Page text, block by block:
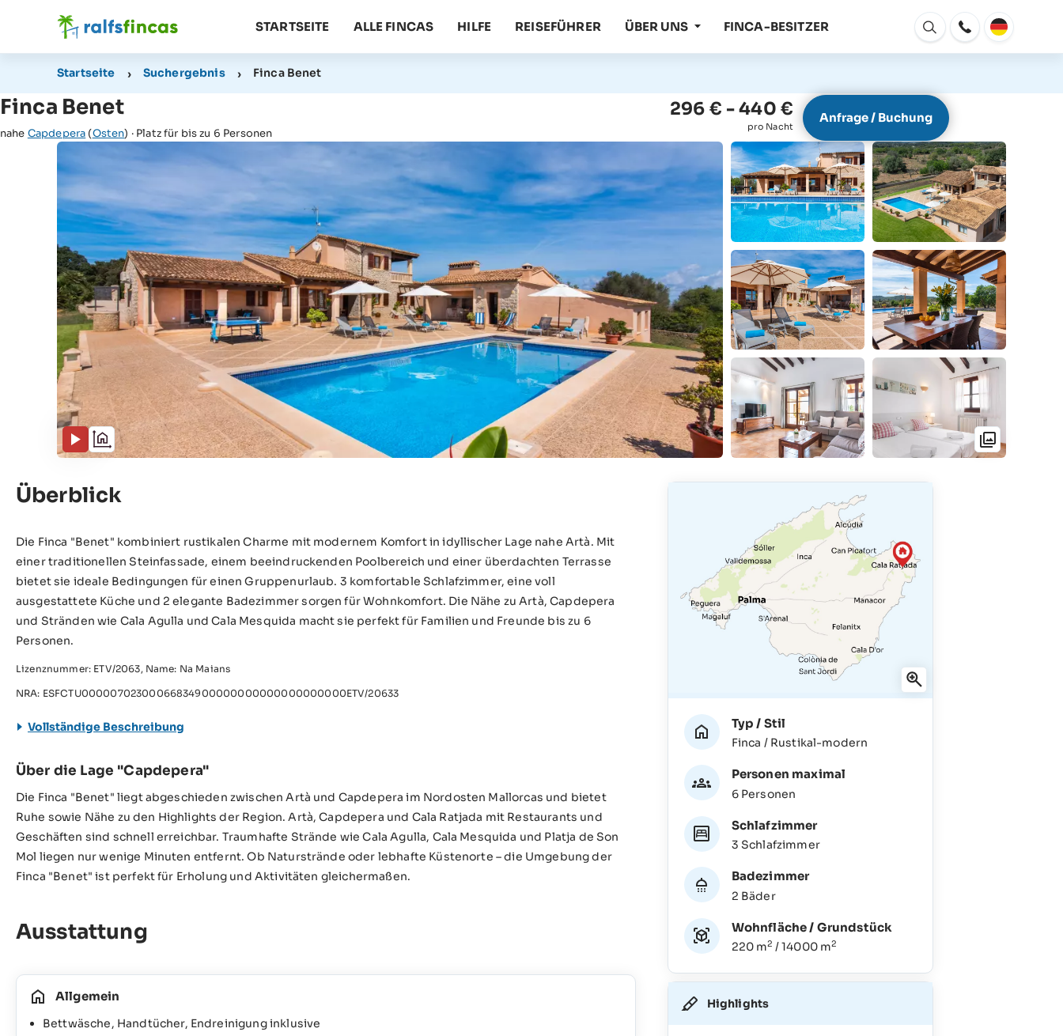
STARTSEITE ALLE FINCAS HILFE REISEFÜHRER ÜBER UNS FINCA-BESITZER
Fenster
Öffnen
Startseite Suchergebnis Finca Benet
Finca Benet
nahe Capdepera (Osten) · Platz für bis zu 6 Personen
296 € - 440 €
pro Nacht
Anfrage / Buchung
Überblick
Die Finca "Benet" kombiniert rustikalen Charme mit modernem Komfort in idyllischer Lage nahe Artà. Mit
einer traditionellen Steinfassade, einem beeindruckenden Poolbereich und einer überdachten Terrasse
bietet sie ideale Bedingungen für einen Gruppenurlaub. 3 komfortable Schlafzimmer, eine voll
ausgestattete Küche und 2 elegante Badezimmer sorgen für Wohnkomfort. Die Nähe zu Artà, Capdepera
und Stränden wie Cala Agulla und Cala Mesquida macht sie perfekt für Familien und Freunde bis zu 6
Personen.
Lizenznummer: ETV/2063, Name: Na Maians
NRA: ESFCTU00000702300066834900000000000000000000ETV/20633
Vollständige Beschreibung
Über die Lage "Capdepera"
Die Finca "Benet" liegt abgeschieden zwischen Artà und Capdepera im Nordosten Mallorcas und bietet
Ruhe sowie Nähe zu den Highlights der Region. Artà, Capdepera und Cala Ratjada mit Restaurants und
Geschäften sind schnell erreichbar. Traumhafte Strände wie Cala Agulla, Cala Mesquida und Platja de Son
Mol liegen nur wenige Minuten entfernt. Ob Naturstrände oder lebhafte Küstenorte – die Umgebung der
Finca "Benet" ist perfekt für Erholung und Aktivitäten gleichermaßen.
Typ / Stil
Finca / Rustikal-modern
Personen maximal
6 Personen
Schlafzimmer
3 Schlafzimmer
Badezimmer
2 Bäder
Wohnfläche / Grundstück
220 m2 / 14000 m2
Highlights
Ausstattung
Allgemein
Bettwäsche, Handtücher, Endreinigung inklusive